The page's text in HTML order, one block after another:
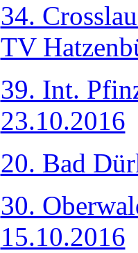
34.
TV
39. Int.
23.10.2016
20. Bad
30.
15.10.2016